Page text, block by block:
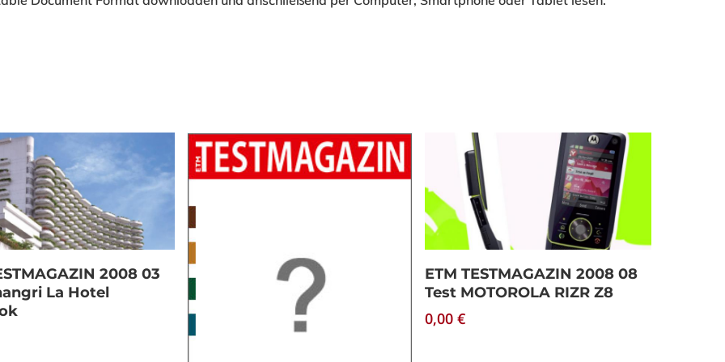
Download
2008 03
La Hotel
Download
ETM TESTMAGAZIN 2008 08
Test MOTOROLA RIZR Z8
0,00€